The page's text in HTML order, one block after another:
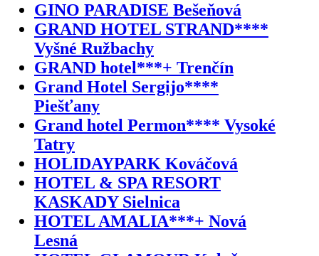
GINO PARADISE Bešeňová
GRAND HOTEL STRAND****
Vyšné Ružbachy
GRAND hotel***+ Trenčín
Grand Hotel Sergijo****
Piešťany
Grand hotel Permon**** Vysoké
Tatry
HOLIDAYPARK Kováčová
HOTEL & SPA RESORT
KASKADY Sielnica
HOTEL AMALIA***+ Nová
Lesná